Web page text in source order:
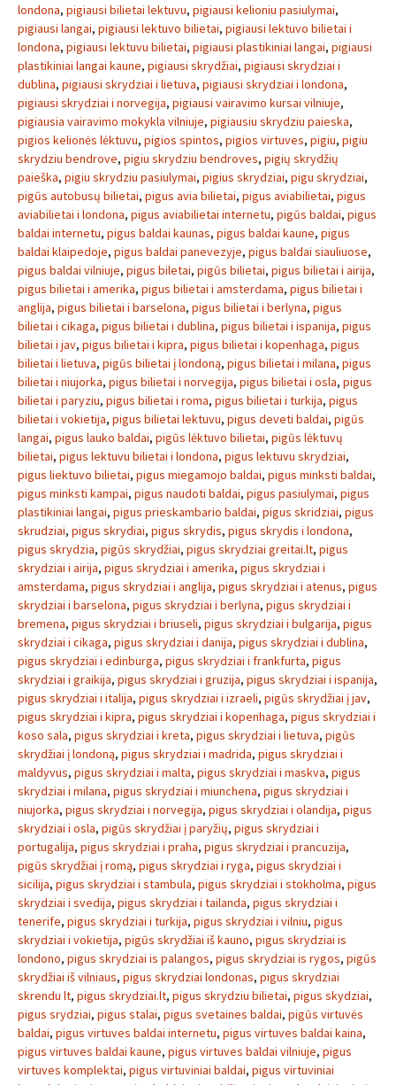
londona, pigiausi bilietai lektuvu, pigiausi kelioniu pasiulymai,
pigiausi langai, pigiausi lektuvo bilietai, pigiausi lektuvo bilietai i
londona, pigiausi lektuvu bilietai, pigiausi plastikiniai langai, pigiausi
plastikiniai langai kaune, pigiausi skrydžiai, pigiausi skrydziai i
dublina, pigiausi skrydziai i lietuva, pigiausi skrydziai i londona,
pigiausi skrydziai i norvegija, pigiausi vairavimo kursai vilniuje,
pigiausia vairavimo mokykla vilniuje, pigiausiu skrydziu paieska,
pigios kelionės lėktuvu, pigios spintos, pigios virtuves, pigiu, pigiu
skrydziu bendrove, pigiu skrydziu bendroves, pigių skrydžių
paieška, pigiu skrydziu pasiulymai, pigius skrydziai, pigu skrydziai,
pigūs autobusų bilietai, pigus avia bilietai, pigus aviabilietai, pigus
aviabilietai i londona, pigus aviabilietai internetu, pigūs baldai, pigus
baldai internetu, pigus baldai kaunas, pigus baldai kaune, pigus
baldai klaipedoje, pigus baldai panevezyje, pigus baldai siauliuose,
pigus baldai vilniuje, pigus biletai, pigūs bilietai, pigus bilietai i airija,
pigus bilietai i amerika, pigus bilietai i amsterdama, pigus bilietai i
anglija, pigus bilietai i barselona, pigus bilietai i berlyna, pigus
bilietai i cikaga, pigus bilietai i dublina, pigus bilietai i ispanija, pigus
bilietai i jav, pigus bilietai i kipra, pigus bilietai i kopenhaga, pigus
bilietai i lietuva, pigūs bilietai į londoną, pigus bilietai i milana, pigus
bilietai i niujorka, pigus bilietai i norvegija, pigus bilietai i osla, pigus
bilietai i paryziu, pigus bilietai i roma, pigus bilietai i turkija, pigus
bilietai i vokietija, pigus bilietai lektuvu, pigus deveti baldai, pigūs
langai, pigus lauko baldai, pigūs lėktuvo bilietai, pigūs lėktuvų
bilietai, pigus lektuvu bilietai i londona, pigus lektuvu skrydziai,
pigus liektuvo bilietai, pigus miegamojo baldai, pigus minksti baldai,
pigus minksti kampai, pigus naudoti baldai, pigus pasiulymai, pigus
plastikiniai langai, pigus prieskambario baldai, pigus skridziai, pigus
skrudziai, pigus skrydiai, pigus skrydis, pigus skrydis i londona,
pigus skrydzia, pigūs skrydžiai, pigus skrydziai greitai.lt, pigus
skrydziai i airija, pigus skrydziai i amerika, pigus skrydziai i
amsterdama, pigus skrydziai i anglija, pigus skrydziai i atenus, pigus
skrydziai i barselona, pigus skrydziai i berlyna, pigus skrydziai i
bremena, pigus skrydziai i briuseli, pigus skrydziai i bulgarija, pigus
skrydziai i cikaga, pigus skrydziai i danija, pigus skrydziai i dublina,
pigus skrydziai i edinburga, pigus skrydziai i frankfurta, pigus
skrydziai i graikija, pigus skrydziai i gruzija, pigus skrydziai i ispanija,
pigus skrydziai i italija, pigus skrydziai i izraeli, pigūs skrydžiai į jav,
pigus skrydziai i kipra, pigus skrydziai i kopenhaga, pigus skrydziai i
koso sala, pigus skrydziai i kreta, pigus skrydziai i lietuva, pigūs
skrydžiai į londoną, pigus skrydziai i madrida, pigus skrydziai i
maldyvus, pigus skrydziai i malta, pigus skrydziai i maskva, pigus
skrydziai i milana, pigus skrydziai i miunchena, pigus skrydziai i
niujorka, pigus skrydziai i norvegija, pigus skrydziai i olandija, pigus
skrydziai i osla, pigūs skrydžiai į paryžių, pigus skrydziai i
portugalija, pigus skrydziai i praha, pigus skrydziai i prancuzija,
pigūs skrydžiai į romą, pigus skrydziai i ryga, pigus skrydziai i
sicilija, pigus skrydziai i stambula, pigus skrydziai i stokholma, pigus
skrydziai i svedija, pigus skrydziai i tailanda, pigus skrydziai i
tenerife, pigus skrydziai i turkija, pigus skrydziai i vilniu, pigus
skrydziai i vokietija, pigūs skrydžiai iš kauno, pigus skrydziai is
londono, pigus skrydziai is palangos, pigus skrydziai is rygos, pigūs
skrydžiai iš vilniaus, pigus skrydziai londonas, pigus skrydziai
skrendu lt, pigus skrydziai.lt, pigus skrydziu bilietai, pigus skydziai,
pigus srydziai, pigus stalai, pigus svetaines baldai, pigūs virtuvės
baldai, pigus virtuves baldai internetu, pigus virtuves baldai kaina,
pigus virtuves baldai kaune, pigus virtuves baldai vilniuje, pigus
virtuves komplektai, pigus virtuviniai baldai, pigus virtuviniai